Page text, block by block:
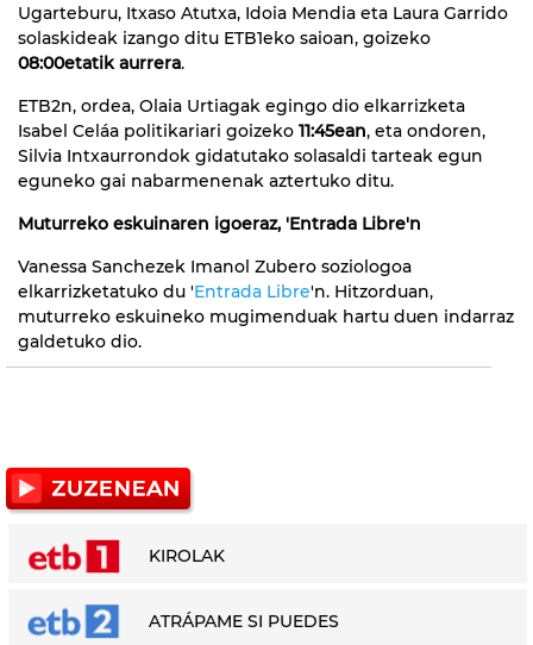
Ugarteburu, Itxaso Atutxa, Idoia Mendia eta Laura Garrido
solaskideak izango ditu ETB1eko saioan, goizeko
08:00etatik aurrera.
ETB2n, ordea, Olaia Urtiagak egingo dio elkarrizketa
Isabel Celáa politikariari goizeko 11:45ean, eta ondoren,
Silvia Intxaurrondok gidatutako solasaldi tarteak egun
eguneko gai nabarmenenak aztertuko ditu.
Muturreko eskuinaren igoeraz, 'Entrada Libre'n
Vanessa Sanchezek Imanol Zubero soziologoa
elkarrizketatuko du 'Entrada Libre'n. Hitzorduan,
muturreko eskuineko mugimenduak hartu duen indarraz
galdetuko dio.
KIROLAK
ATRÁPAME SI PUEDES